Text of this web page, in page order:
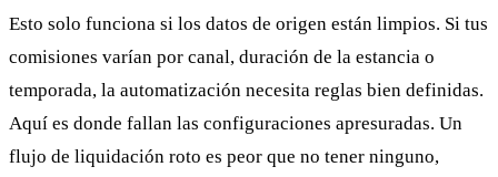
Esto solo funciona si los datos de origen están limpios. Si tus
comisiones varían por canal, duración de la estancia o
temporada, la automatización necesita reglas bien definidas.
Aquí es donde fallan las configuraciones apresuradas. Un
flujo de liquidación roto es peor que no tener ninguno,